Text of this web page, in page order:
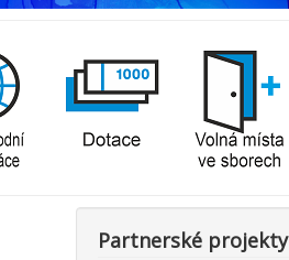
Partnerské projekty